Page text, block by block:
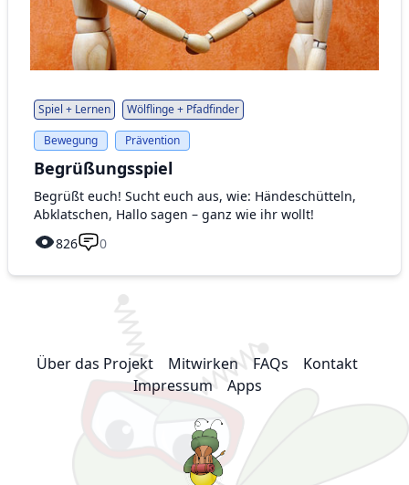
Spiel + Lernen
Wölflinge + Pfadfinder
Bewegung
Prävention
Begrüßungsspiel
Begrüßt euch! Sucht euch aus, wie: Händeschütteln,
Abklatschen, Hallo sagen – ganz wie ihr wollt!
826
0
Über das Projekt Mitwirken FAQs
Kontakt
Impressum
Apps